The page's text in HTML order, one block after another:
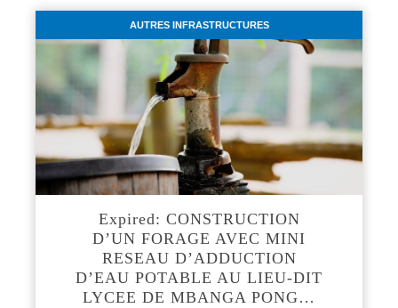
AUTRES INFRASTRUCTURES
Expired: CONSTRUCTION
D’UN FORAGE AVEC MINI
RESEAU D’ADDUCTION
D’EAU POTABLE AU LIEU-DIT
LYCEE DE MBANGA PONG…